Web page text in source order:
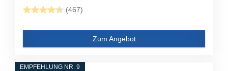
(467)
Zum Angebot
EMPFEHLUNG NR. 9